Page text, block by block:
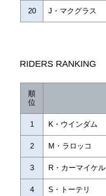
20 J・マクグラス
RIDERS RANKING
順
位
1 K・ウインダム
2 M・ラロッコ
3 R・カーマイケル
4 S・トーテリ